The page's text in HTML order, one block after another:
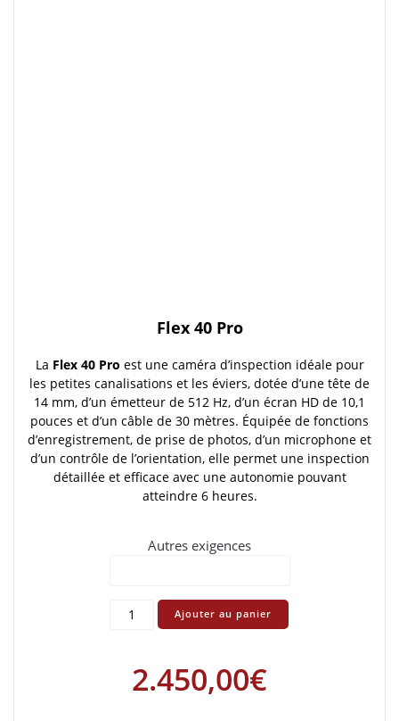
Flex 40 Pro
La Flex 40 Pro est une caméra d’inspection idéale pour
les petites canalisations et les éviers, dotée d’une tête de
14 mm, d’un émetteur de 512 Hz, d’un écran HD de 10,1
pouces et d’un câble de 30 mètres. Équipée de fonctions
d’enregistrement, de prise de photos, d’un microphone et
d’un contrôle de l’orientation, elle permet une inspection
détaillée et efficace avec une autonomie pouvant
atteindre 6 heures.
Autres exigences
quantité
Pro
Ajouter au panier
2.450,00€